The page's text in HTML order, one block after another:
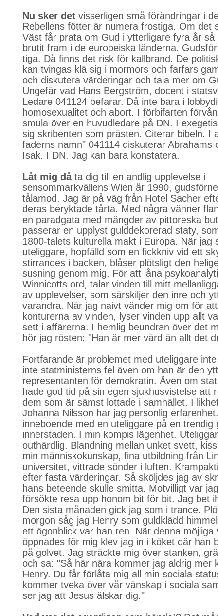
Nu sker det visserligen små förändringar i
Rebellens fötter är numera frostiga. Om det
Väst får prata om Gud i ytterligare fyra år så
brutit fram i de europeiska länderna.
tiga. Då finns det risk för kallbrand. De
kan tvingas klä sig i mormors och farfars
och diskutera värderingar och tala mer om
Ungefär vad Hans Bergström, docent i
Ledare 041124 befarar. Då inte bara i
homosexualitet och abort. I förbifarten
smula över en huvudledare på DN. I
sig skribenten som prästen. Citerar bibeln. I
faderns namn" 041114 diskuterar Abrahams
Isak. I DN. Jag kan bara konstatera.
Låt mig dåta dig till en andlig upplevelse i
sensommarkvällens Wien år 1990,
tålamod. Jag är på väg från Hotel Sacher
deras beryktade tårta. Med några vänner
en paradgata med mängder av pittoreska
passerar en upplyst gulddekorerad staty,
1800-talets kulturella makt i Europa. När jag
uteliggare, hopfälld som en fickkniv vid ett
stirrandes i backen, blåser plötsligt den
susning genom mig. För att låna
Winnicotts ord, talar vinden till mitt
av upplevelser, som särskiljer den inre och
varandra. När jag naivt vänder mig om för
konturerna av vinden, lyser vinden upp allt
sett i affärerna. I hemlig beundran över det
hör jag rösten: "Han är mer värd än allt det
Fortfarande är problemet med uteliggare
inte statministerns fel även om han är den
representanten för demokratin. Även om
hade god tid på sin egen sjukhusvistelse att
dem som är sämst lottade i samhället. I
Johanna Nilsson har jag personlig
inneboende med en uteliggare på en trendig
innerstaden. I min kompis lägenhet.
outhärdlig. Blandning mellan unket svett,
min människokunskap, fina utbildning från
universitet, vittrade sönder i luften.
efter fasta värderingar. Så sköljdes jag av
hans beteende skulle smitta. Motvilligt var
försökte resa upp honom bit för bit. Jag bet
Den sista månaden gick jag som i trance.
morgon såg jag Henry som guldklädd
ett ögonblick var han ren. När denna möjliga
öppnades för mig klev jag in i köket där han
på golvet. Jag sträckte mig över stanken,
och sa: "Så här nära kommer jag aldrig mer
Henry. Du får förlåta mig all min sociala
kommer tveka över vår vänskap i sociala
ser jag att Jesus älskar dig."